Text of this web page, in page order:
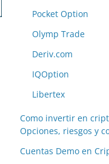
Pocket Option
Olymp Trade
Deriv.com
IQOption
Libertex
Como invertir en
Opciones, riesgos y
Cuentas Demo en